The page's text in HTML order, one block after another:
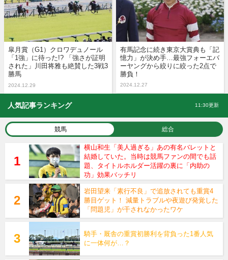
皐月賞（G1）クロワデュノール
「1強」に待った!? 「強さが証明
された」川田将雅も絶賛した3戦3
勝馬
2024.12.29
有馬記念に続き東京大賞典も「記
憶力」が決め手…最強フォーエバ
ーヤングから絞りに絞った2点で
勝負！
2024.12.27
人気記事ランキング 11:30更新
競馬 総合
横山和生「美人過ぎる」あの有名バレットと
結婚していた。当時は競馬ファンの間でも話
題、タイトルホルダー活躍の裏に「内助の
功」効果バッチリ
岩田望来「素行不良」で追放されても重賞4
勝目ゲット！ 減量トラブルや夜遊び発覚した
「問題児」が干されなかったワケ
騎手・厩舎の重賞初勝利を背負った1番人気
に一体何が…？